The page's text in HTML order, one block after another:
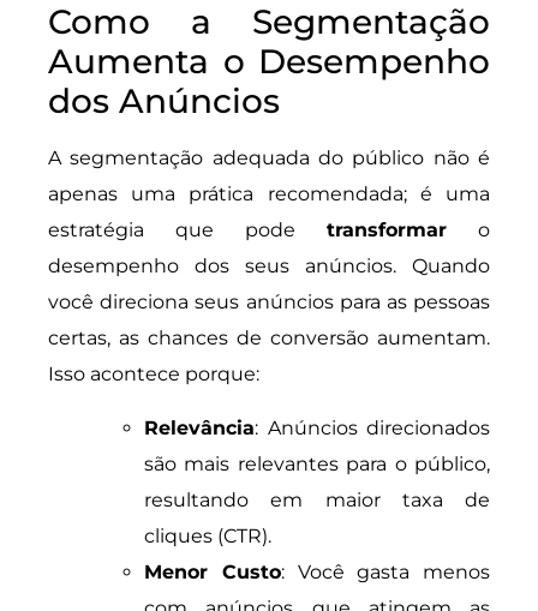
Como a Segmentação
Aumenta o Desempenho
dos Anúncios
A segmentação adequada do público não é
apenas uma prática recomendada; é uma
estratégia que pode transformar o
desempenho dos seus anúncios. Quando
você direciona seus anúncios para as pessoas
certas, as chances de conversão aumentam.
Isso acontece porque:
Relevância: Anúncios direcionados
são mais relevantes para o público,
resultando em maior taxa de
cliques (CTR).
Menor Custo: Você gasta menos